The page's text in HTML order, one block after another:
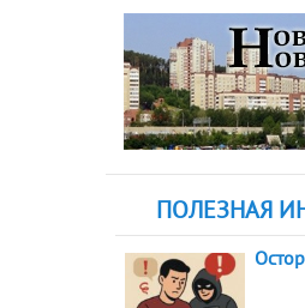
ПОЛЕЗНАЯ